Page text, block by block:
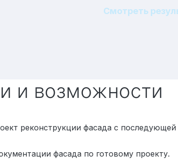
Смотреть
и возможности
реконструкции фасада с последующей
фасада по готовому проекту.